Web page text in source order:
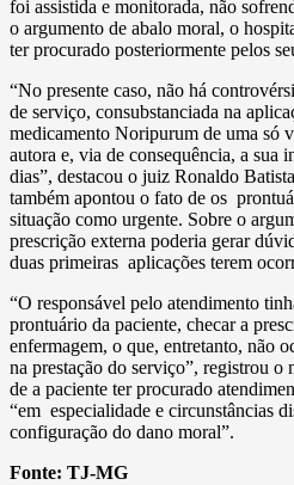
foi assistida e monitorada, não
o argumento de abalo moral, o
ter procurado posteriormente pelos
“No presente caso, não há
de serviço, consubstanciada na
medicamento Noripurum de uma só
autora e, via de consequência, a sua
dias”, destacou o juiz Ronaldo
também apontou o fato de os
situação como urgente. Sobre o
prescrição externa poderia gerar
duas primeiras aplicações terem
“O responsável pelo atendimento
prontuário da paciente, checar a
enfermagem, o que, entretanto, não
na prestação do serviço”, registrou o
de a paciente ter procurado
“em especialidade e circunstâncias
configuração do dano moral”.
Fonte: TJ-MG